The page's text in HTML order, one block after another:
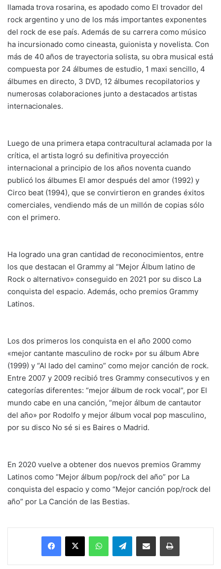
llamada trova rosarina, es apodado como El trovador del
rock argentino y uno de los más importantes exponentes
del rock de ese país. Además de su carrera como músico
ha incursionado como cineasta, guionista y novelista. Con
más de 40 años de trayectoria solista, su obra musical está
compuesta por 24 álbumes de estudio, 1 maxi sencillo, 4
álbumes en directo, 3 DVD, 12 álbumes recopilatorios y
numerosas colaboraciones junto a destacados artistas
internacionales.
Luego de una primera etapa contracultural aclamada por la
crítica, el artista logró su definitiva proyección
internacional a principio de los años noventa cuando
publicó los álbumes El amor después del amor (1992) y
Circo beat (1994), que se convirtieron en grandes éxitos
comerciales, vendiendo más de un millón de copias sólo
con el primero.
Ha logrado una gran cantidad de reconocimientos, entre
los que destacan el Grammy al “Mejor Álbum latino de
Rock o alternativo» conseguido en 2021 por su disco La
conquista del espacio. Además, ocho premios Grammy
Latinos.
Los dos primeros los conquista en el año 2000 como
«mejor cantante masculino de rock» por su álbum Abre
(1999) y “Al lado del camino” como mejor canción de rock.
Entre 2007 y 2009 recibió tres Grammy consecutivos y en
categorías diferentes: “mejor álbum de rock vocal”, por El
mundo cabe en una canción, “mejor álbum de cantautor
del año» por Rodolfo y mejor álbum vocal pop masculino,
por su disco No sé si es Baires o Madrid.
En 2020 vuelve a obtener dos nuevos premios Grammy
Latinos como “Mejor álbum pop/rock del año” por La
conquista del espacio y como “Mejor canción pop/rock del
año” por La Canción de las Bestias.
Facebook
X WhatsAppTelegramEnviar vía email Imprimir